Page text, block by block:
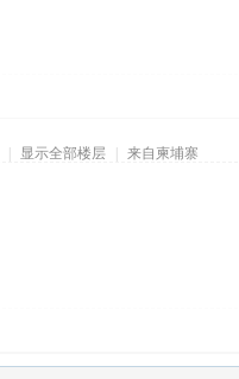
显示全部楼层 来自柬埔寨